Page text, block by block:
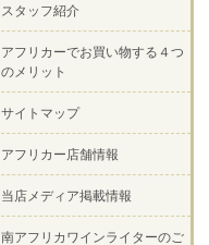
スタッフ紹介
アフリカーでお買い物する４つ
のメリット
サイトマップ
アフリカー店舗情報
当店メディア掲載情報
南アフリカワインライターのご